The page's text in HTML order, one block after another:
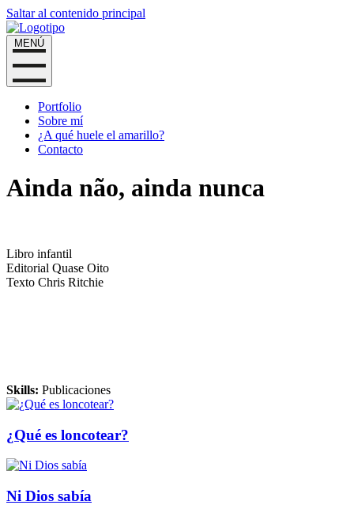
Saltar al contenido principal
MENÚ
Portfolio
Sobre mí
¿A qué huele el amarillo?
Contacto
Ainda não, ainda nunca
Libro infantil
Editorial Quase Oito
Texto Chris Ritchie
Skills: Publicaciones
¿Qué es loncotear?
Ni Dios sabía